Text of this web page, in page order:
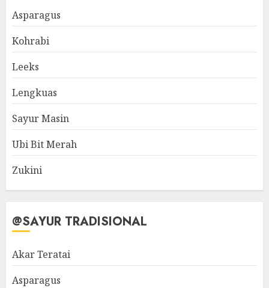
Asparagus
Kohrabi
Leeks
Lengkuas
Sayur Masin
Ubi Bit Merah
Zukini
@SAYUR TRADISIONAL
Akar Teratai
Asparagus